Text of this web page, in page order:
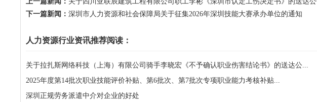
下一篇新闻： 深圳市人力资源和社会保障局关于征集2026年深圳技能大赛承办单位的通知
人力资源行业资讯推荐阅读：
关于拉扎斯网络科技（上海）有限公司骑手李晓宏《不予确认职业伤害结论书》的送达公...
2025年度第14批次职业技能评价补贴、第6批次、第7批次专项职业能力考核补贴...
深圳正规劳务派遣中介对企业的好处